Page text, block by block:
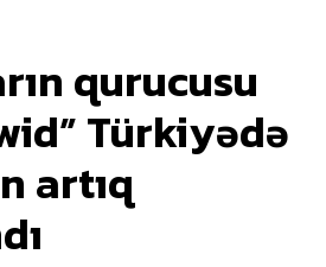
qurucusu
Türkiyədə
artıq